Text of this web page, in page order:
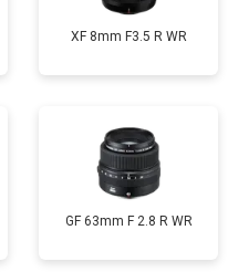
XF 8mm F3.5 R WR
GF 63mm F 2.8 R WR